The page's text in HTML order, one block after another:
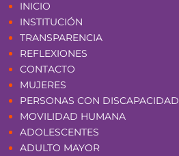
INICIO
INSTITUCIÓN
TRANSPARENCIA
REFLEXIONES
CONTACTO
MUJERES
PERSONAS CON DISCAPACIDAD
MOVILIDAD HUMANA
ADOLESCENTES
ADULTO MAYOR